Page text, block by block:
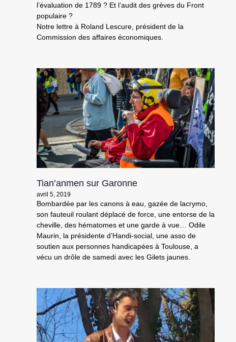
l’évaluation de 1789 ? Et l’audit des grèves du Front
populaire ?
Notre lettre à Roland Lescure, président de la
Commission des affaires économiques.
Tian’anmen sur Garonne
avril 5, 2019
Bombardée par les canons à eau, gazée de lacrymo,
son fauteuil roulant déplacé de force, une entorse de la
cheville, des hématomes et une garde à vue… Odile
Maurin, la présidente d’Handi-social, une asso de
soutien aux personnes handicapées à Toulouse, a
vécu un drôle de samedi avec les Gilets jaunes.